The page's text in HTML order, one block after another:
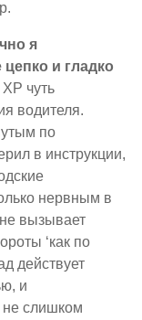
я
и гладко
чуть
водителя.
по
в инструкции,
нервным в
вызывает
‘как по
действует
и
не слишком